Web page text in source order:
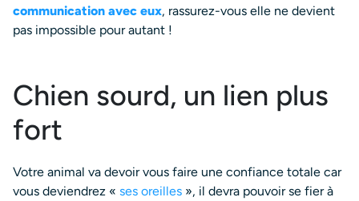
communication avec eux, rassurez-vous elle ne devient
pas impossible pour autant !
Chien sourd, un lien plus
fort
Votre animal va devoir vous faire une confiance totale car
vous deviendrez « ses oreilles », il devra pouvoir se fier à